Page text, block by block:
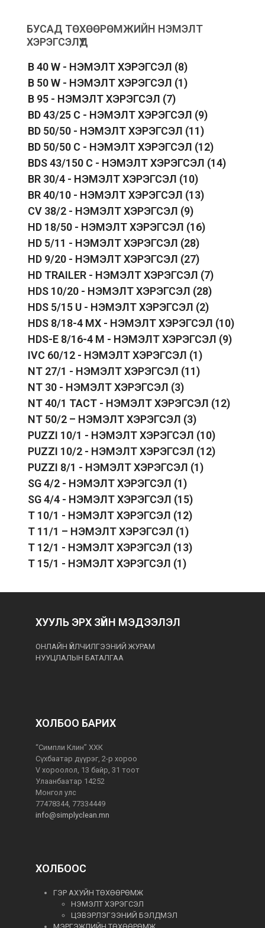
БУСАД ТӨХӨӨРӨМЖИЙН НЭМЭЛТ
ХЭРЭГСЭЛҮҮД
B 40 W - НЭМЭЛТ ХЭРЭГСЭЛ (8)
B 50 W - НЭМЭЛТ ХЭРЭГСЭЛ (1)
B 95 - НЭМЭЛТ ХЭРЭГСЭЛ (7)
BD 43/25 C - НЭМЭЛТ ХЭРЭГСЭЛ (9)
BD 50/50 - НЭМЭЛТ ХЭРЭГСЭЛ (11)
BD 50/50 C - НЭМЭЛТ ХЭРЭГСЭЛ (12)
BDS 43/150 C - НЭМЭЛТ ХЭРЭГСЭЛ (14)
BR 30/4 - НЭМЭЛТ ХЭРЭГСЭЛ (10)
BR 40/10 - НЭМЭЛТ ХЭРЭГСЭЛ (13)
CV 38/2 - НЭМЭЛТ ХЭРЭГСЭЛ (9)
HD 18/50 - НЭМЭЛТ ХЭРЭГСЭЛ (16)
HD 5/11 - НЭМЭЛТ ХЭРЭГСЭЛ (28)
HD 9/20 - НЭМЭЛТ ХЭРЭГСЭЛ (27)
HD TRAILER - НЭМЭЛТ ХЭРЭГСЭЛ (7)
HDS 10/20 - НЭМЭЛТ ХЭРЭГСЭЛ (28)
HDS 5/15 U - НЭМЭЛТ ХЭРЭГСЭЛ (2)
HDS 8/18-4 MX - НЭМЭЛТ ХЭРЭГСЭЛ (10)
HDS-E 8/16-4 M - НЭМЭЛТ ХЭРЭГСЭЛ (9)
IVC 60/12 - НЭМЭЛТ ХЭРЭГСЭЛ (1)
NT 27/1 - НЭМЭЛТ ХЭРЭГСЭЛ (11)
NT 30 - НЭМЭЛТ ХЭРЭГСЭЛ (3)
NT 40/1 TACT - НЭМЭЛТ ХЭРЭГСЭЛ (12)
NT 50/2 – НЭМЭЛТ ХЭРЭГСЭЛ (3)
PUZZI 10/1 - НЭМЭЛТ ХЭРЭГСЭЛ (10)
PUZZI 10/2 - НЭМЭЛТ ХЭРЭГСЭЛ (12)
PUZZI 8/1 - НЭМЭЛТ ХЭРЭГСЭЛ (1)
SG 4/2 - НЭМЭЛТ ХЭРЭГСЭЛ (1)
SG 4/4 - НЭМЭЛТ ХЭРЭГСЭЛ (15)
T 10/1 - НЭМЭЛТ ХЭРЭГСЭЛ (12)
T 11/1 – НЭМЭЛТ ХЭРЭГСЭЛ (1)
T 12/1 - НЭМЭЛТ ХЭРЭГСЭЛ (13)
T 15/1 - НЭМЭЛТ ХЭРЭГСЭЛ (1)
ХУУЛЬ ЭРХ ЗҮЙН МЭДЭЭЛЭЛ
ОНЛАЙН ҮЙЛЧИЛГЭЭНИЙ ЖУРАМ
НУУЦЛАЛЫН БАТАЛГАА
ХОЛБОО БАРИХ
“Симпли Клин” ХХК
Сүхбаатар дүүрэг, 2-р хороо
V хороолол, 13 байр, 31 тоот
Улаанбаатар 14252
Монгол улс
77478344, 77334449
info@simplyclean.mn
ХОЛБООС
ГЭР АХУЙН ТӨХӨӨРӨМЖ
НЭМЭЛТ ХЭРЭГСЭЛ
ЦЭВЭРЛЭГЭЭНИЙ БЭЛДМЭЛ